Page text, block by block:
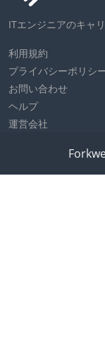
ITエンジニアのキャ
利用規約
プライバシーポリシ
お問い合わせ
ヘルプ
運営会社